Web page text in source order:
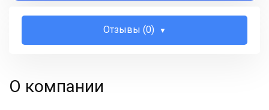
Отзывы (0)
О компании